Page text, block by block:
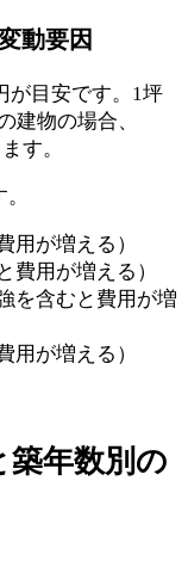
動要因
が目安です。1坪
建物の場合、
す。
用が増える）
費用が増える）
を含むと費用が増
用が増える）
築年数別の